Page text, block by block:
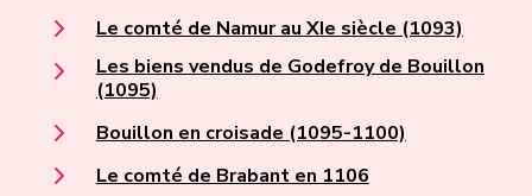
Le comté de Namur au XIe siècle (1093)
Les biens vendus de Godefroy de Bouillon
(1095)
Bouillon en croisade (1095-1100)
Le comté de Brabant en 1106